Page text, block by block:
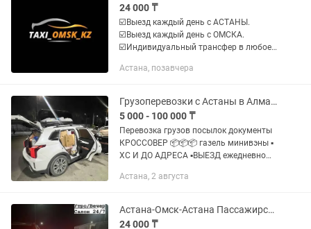
24 000 ₸
☑️Выезд каждый день с АСТАНЫ.
☑️Выезд каждый день с ОМСКА.
☑️Индивидуальный трансфер в любое
☑️Пассажиры, посылки, лекарства,
Астана, позавчера
Грузоперевозки с Астаны в Алмату и обратно с Алматы в Астану и по РК
5 000 - 100 000 ₸
Перевозка грузов посылок документы
КРОССОВЕР 📦📦📦 газель минивэны ▪
ХС И ДО АДРЕСА ▪️ВЫЕЗД ежедневно
ПОСРЕДНИКОВ ▪️ПИШИТЕ ЗВОНИТЕ
с фирмами...
Астана, 2 августа
Астана-Омск-Астана Пассажирские перевозки
24 000 ₸